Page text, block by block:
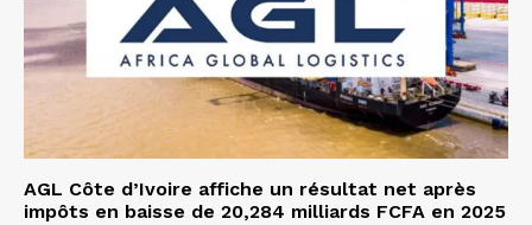
AGL Côte d’Ivoire affiche un résultat net après
impôts en baisse de 20,284 milliards FCFA en 2025